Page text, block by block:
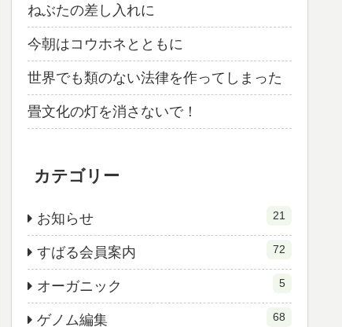
ねぶたの差し入れに
今朝はコウホネとともに
世界でも類のない法律を作ってしまった
畳文化の灯を消さないで！
カテゴリー
お知らせ 21
すばる会員案内 72
オーガニック 5
ゲノム編集 68